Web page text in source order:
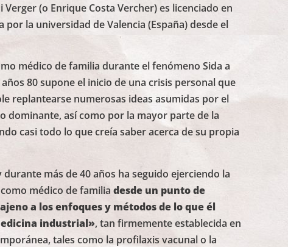
Verger (o Enrique Costa Vercher) es licenciado en
por la universidad de Valencia (España) desde el
médico de familia durante el fenómeno Sida a
80 supone el inicio de una crisis personal que
replantearse numerosas ideas asumidas por el
dominante, así como por la mayor parte de la
casi todo lo que creía saber acerca de su propia
durante más de 40 años ha seguido ejerciendo la
médico de familiadesde un punto de
a los enfoques y métodos de lo que él
industrial», tan firmemente establecida en
tales como la profilaxis vacunal o la